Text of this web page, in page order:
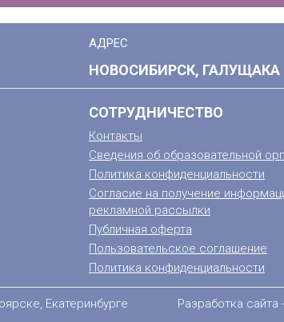
АДРЕС
НОВОСИБИРСК, ГАЛУЩАКА
СОТРУДНИЧЕСТВО
Контакты
Сведения об образовательной
Политика конфиденциальности
Согласие на получение
рекламной рассылки
Публичная оферта
Пользовательское соглашение
Политика конфиденциальности
Разработка сайта -
Екатеринбурге